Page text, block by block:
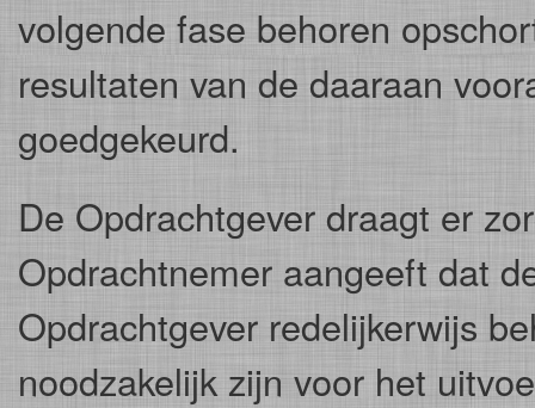
volgende fase behoren
resultaten van de daaraan
goedgekeurd.
De Opdrachtgever draagt er
Opdrachtnemer aangeeft dat
Opdrachtgever redelijkerwijs
noodzakelijk zijn voor het